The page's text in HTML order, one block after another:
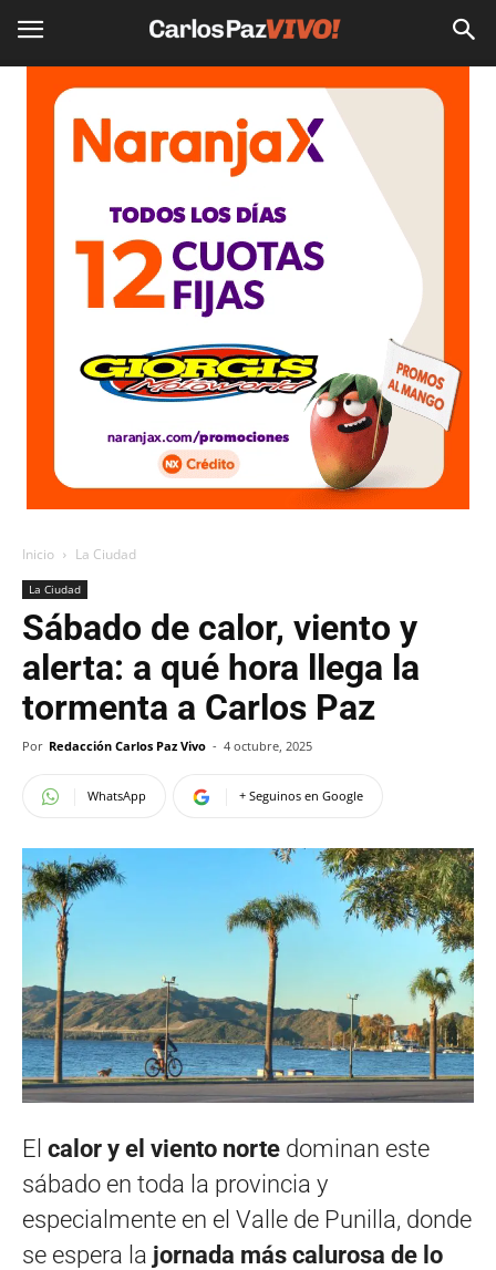
Inicio La Ciudad
La Ciudad
Sábado de calor, viento y
alerta: a qué hora llega la
tormenta a Carlos Paz
Por Redacción Carlos Paz Vivo - 4 octubre, 2025
WhatsApp + Seguinos en Google
El calor y el viento norte dominan este
sábado en toda la provincia y
especialmente en el Valle de Punilla, donde
se espera la jornada más calurosa de lo